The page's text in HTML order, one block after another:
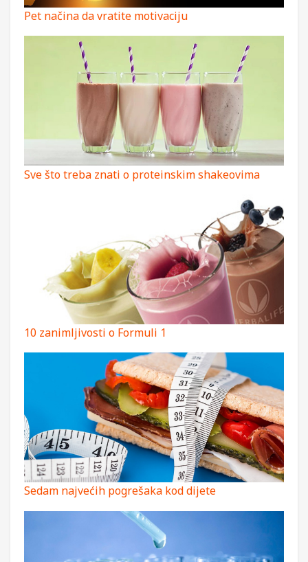
​​Pet načina da vratite motivaciju​
Sve što treba znati o proteinskim shakeovima​
10 zanimljivosti o Formuli 1
Sedam najvećih pogrešaka kod dijete